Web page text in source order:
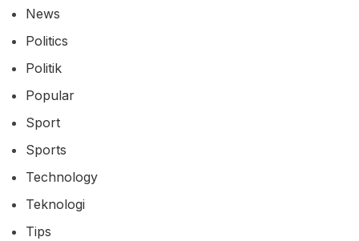
News
Politics
Politik
Popular
Sport
Sports
Technology
Teknologi
Tips